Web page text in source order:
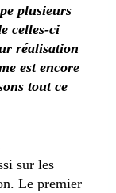
plusieurs
celles-ci
réalisation
est encore
tout ce
sur les
Le premier